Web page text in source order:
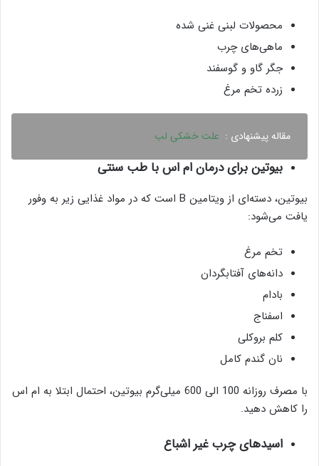
محصولات لبنی غنی شده
ماهی‌های چرب
جگر گاو و گوسفند
زرده تخم مرغ
مقاله پیشنهادی : علت خشکی لب
بیوتین برای درمان ام اس با طب سنتی
بیوتین، دسته‌ای از ویتامین B است که در مواد غذایی زیر به وفور
یافت می‌شود:
تخم مرغ
دانه‌های آفتابگردان
بادام
اسفناج
کلم بروکلی
نان گندم کامل
با مصرف روزانه 100 الی 600 میلی‌گرم بیوتین، احتمال ابتلا به ام اس
را کاهش دهید.
اسیدهای چرب غیر اشباع